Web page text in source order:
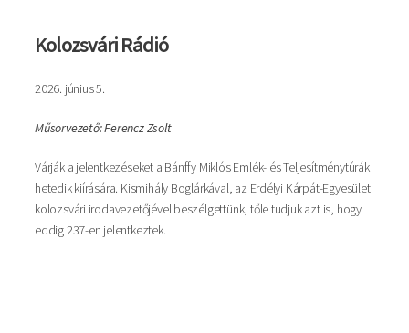
Kolozsvári Rádió
2026. június 5.
Műsorvezető: Ferencz Zsolt
Várják a jelentkezéseket a Bánffy Miklós Emlék- és Teljesítménytúrák
hetedik kiírására. Kismihály Boglárkával, az Erdélyi Kárpát-Egyesület
kolozsvári irodavezetőjével beszélgettünk, tőle tudjuk azt is, hogy
eddig 237-en jelentkeztek.